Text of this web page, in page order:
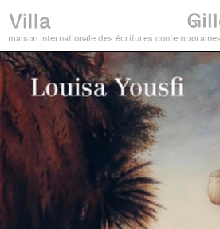
maison internationale des écritures contemporaines